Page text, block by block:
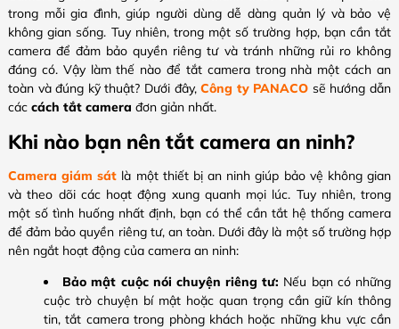
trong mỗi gia đình, giúp người dùng dễ dàng quản lý và bảo vệ
không gian sống. Tuy nhiên, trong một số trường hợp, bạn cần tắt
camera để đảm bảo quyền riêng tư và tránh những rủi ro không
đáng có. Vậy làm thế nào để tắt camera trong nhà một cách an
toàn và đúng kỹ thuật? Dưới đây,Công ty PANACO sẽ hướng dẫn
các cách tắt camera đơn giản nhất.
Khi nào bạn nên tắt camera an ninh?
Camera giám sát là một thiết bị an ninh giúp bảo vệ không gian
và theo dõi các hoạt động xung quanh mọi lúc. Tuy nhiên, trong
một số tình huống nhất định, bạn có thể cần tắt hệ thống camera
để đảm bảo quyền riêng tư, an toàn. Dưới đây là một số trường hợp
nên ngắt hoạt động của camera an ninh:
Bảo mật cuộc nói chuyện riêng tư: Nếu bạn có những
cuộc trò chuyện bí mật hoặc quan trọng cần giữ kín thông
tin, tắt camera trong phòng khách hoặc những khu vực cần